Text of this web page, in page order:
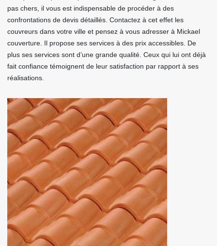
pas chers, il vous est indispensable de procéder à des
confrontations de devis détaillés. Contactez à cet effet les
couvreurs dans votre ville et pensez à vous adresser à Mickael
couverture. Il propose ses services à des prix accessibles. De
plus ses services sont d’une grande qualité. Ceux qui lui ont déjà
fait confiance témoignent de leur satisfaction par rapport à ses
réalisations.